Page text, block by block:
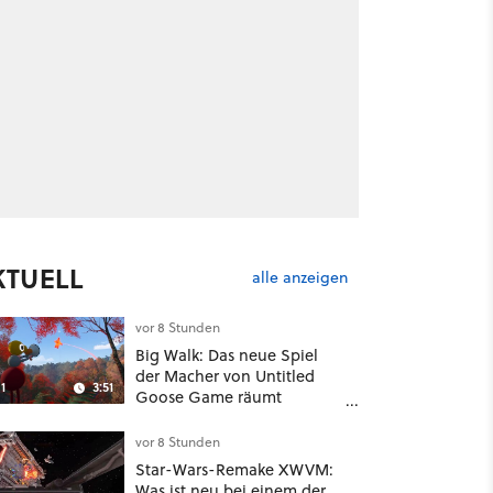
alle anzeigen
3:51
vor 8 Stunden
Big Walk: Das neue Spiel
der Macher von Untitled
Goose Game räumt
Konventionen auf
vor 8 Stunden
Star-Wars-Remake XWVM: